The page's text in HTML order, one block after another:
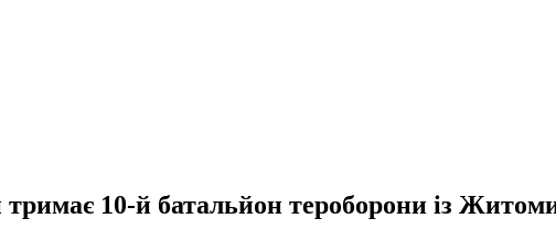
10-й батальйон тероборони із